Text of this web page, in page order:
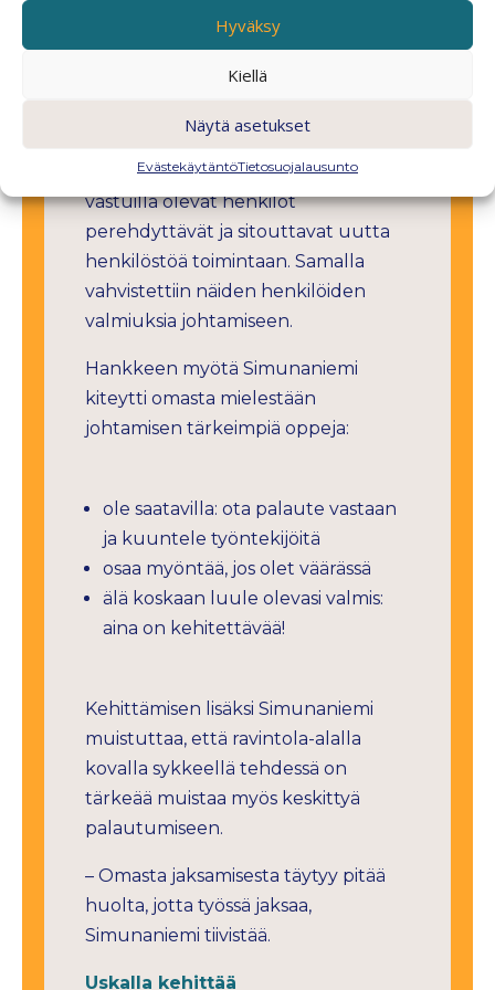
Hyväksy
Kiellä
Näytä asetukset
EvästekäytäntöTietosuojalausunto
vahvuuksiensa mukaan, kuitenkin
niin, että perehdytys on vankalla
pohjalla kaikkiin työtehtäviin.
perehdyttämisestä on jaettu myös
muutamalle avainhenkilölle: isoilla
vastuilla olevat henkilöt
perehdyttävät ja sitouttavat uutta
henkilöstöä toimintaan. Samalla
vahvistettiin näiden henkilöiden
valmiuksia johtamiseen.
Hankkeen myötä Simunaniemi
kiteytti omasta mielestään
johtamisen tärkeimpiä oppeja:
ole saatavilla: ota palaute vastaan
ja kuuntele työntekijöitä
osaa myöntää, jos olet väärässä
älä koskaan luule olevasi valmis:
aina on kehitettävää!
Kehittämisen lisäksi Simunaniemi
muistuttaa, että ravintola-alalla
kovalla sykkeellä tehdessä on
tärkeää muistaa myös keskittyä
palautumiseen.
– Omasta jaksamisesta täytyy pitää
huolta, jotta työssä jaksaa,
Simunaniemi tiivistää.
Uskalla kehittää